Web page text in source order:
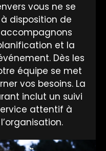
vous ne se
disposition de
accompagnons
et la
Dès les
équipe se met
vos besoins. La
inclut un suivi
attentif à